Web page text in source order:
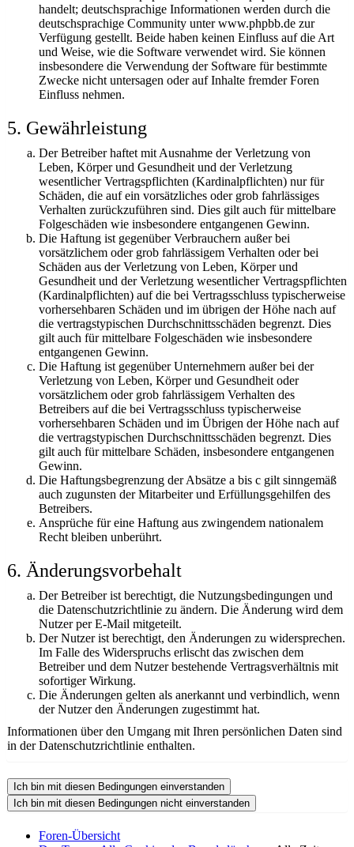
handelt; deutschsprachige Informationen werden durch die
deutschsprachige Community unter www.phpbb.de zur
Verfügung gestellt. Beide haben keinen Einfluss auf die Art
und Weise, wie die Software verwendet wird. Sie können
insbesondere die Verwendung der Software für bestimmte
Zwecke nicht untersagen oder auf Inhalte fremder Foren
Einfluss nehmen.
5. Gewährleistung
Der Betreiber haftet mit Ausnahme der Verletzung von
Leben, Körper und Gesundheit und der Verletzung
wesentlicher Vertragspflichten (Kardinalpflichten) nur für
Schäden, die auf ein vorsätzliches oder grob fahrlässiges
Verhalten zurückzuführen sind. Dies gilt auch für mittelbare
Folgeschäden wie insbesondere entgangenen Gewinn.
Die Haftung ist gegenüber Verbrauchern außer bei
vorsätzlichem oder grob fahrlässigem Verhalten oder bei
Schäden aus der Verletzung von Leben, Körper und
Gesundheit und der Verletzung wesentlicher Vertragspflichten
(Kardinalpflichten) auf die bei Vertragsschluss typischerweise
vorhersehbaren Schäden und im übrigen der Höhe nach auf
die vertragstypischen Durchschnittsschäden begrenzt. Dies
gilt auch für mittelbare Folgeschäden wie insbesondere
entgangenen Gewinn.
Die Haftung ist gegenüber Unternehmern außer bei der
Verletzung von Leben, Körper und Gesundheit oder
vorsätzlichem oder grob fahrlässigem Verhalten des
Betreibers auf die bei Vertragsschluss typischerweise
vorhersehbaren Schäden und im Übrigen der Höhe nach auf
die vertragstypischen Durchschnittsschäden begrenzt. Dies
gilt auch für mittelbare Schäden, insbesondere entgangenen
Gewinn.
Die Haftungsbegrenzung der Absätze a bis c gilt sinngemäß
auch zugunsten der Mitarbeiter und Erfüllungsgehilfen des
Betreibers.
Ansprüche für eine Haftung aus zwingendem nationalem
Recht bleiben unberührt.
6. Änderungsvorbehalt
Der Betreiber ist berechtigt, die Nutzungsbedingungen und
die Datenschutzrichtlinie zu ändern. Die Änderung wird dem
Nutzer per E-Mail mitgeteilt.
Der Nutzer ist berechtigt, den Änderungen zu widersprechen.
Im Falle des Widerspruchs erlischt das zwischen dem
Betreiber und dem Nutzer bestehende Vertragsverhältnis mit
sofortiger Wirkung.
Die Änderungen gelten als anerkannt und verbindlich, wenn
der Nutzer den Änderungen zugestimmt hat.
Informationen über den Umgang mit Ihren persönlichen Daten sind
in der Datenschutzrichtlinie enthalten.
Foren-Übersicht